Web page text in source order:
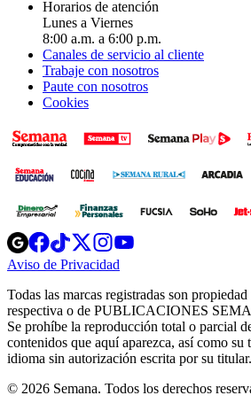
Horarios de atención
Lunes a Viernes
8:00 a.m. a 6:00 p.m.
Canales de servicio al cliente
Trabaje con nosotros
Paute con nosotros
Cookies
Opens
in
new
Opens
in
new
Opens
in
new
window
Opens
new
windowwindow
Aviso de Privacidad
new
window
Todas las marcas registradas son
respectiva o de PUBLICACIONES
Se prohíbe la reproducción total o parcial
contenidos que aquí aparezca, así como
idioma sin autorización escrita por su titular.
© 2026 Semana. Todos los derechos